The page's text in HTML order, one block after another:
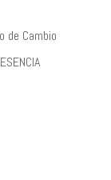
de Cambio